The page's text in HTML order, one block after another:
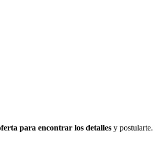
para encontrar los detalles y